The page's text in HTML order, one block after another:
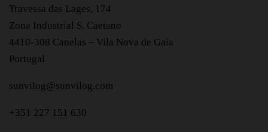
Travessa das Lages, 174
Zona Industrial S. Caetano
4410-308 Canelas – Vila Nova de Gaia
Portugal
sunvilog@sunvilog.com
+351 227 151 630